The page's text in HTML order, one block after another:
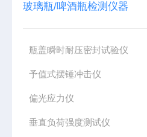
玻璃瓶/啤酒瓶检测仪器
瓶盖瞬时耐压密封试验仪
予值式摆锤冲击仪
偏光应力仪
垂直负荷强度测试仪